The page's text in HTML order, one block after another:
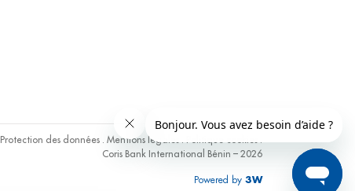
Protection des données. Mentions légales
Coris Bank International Bénin – 2026
Powered by 3W